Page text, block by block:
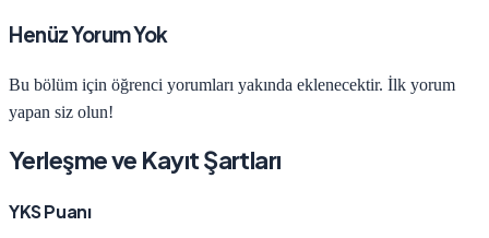
Henüz Yorum Yok
Bu bölüm için öğrenci yorumları yakında eklenecektir. İlk yorum
yapan siz olun!
Yerleşme ve Kayıt Şartları
YKS Puanı